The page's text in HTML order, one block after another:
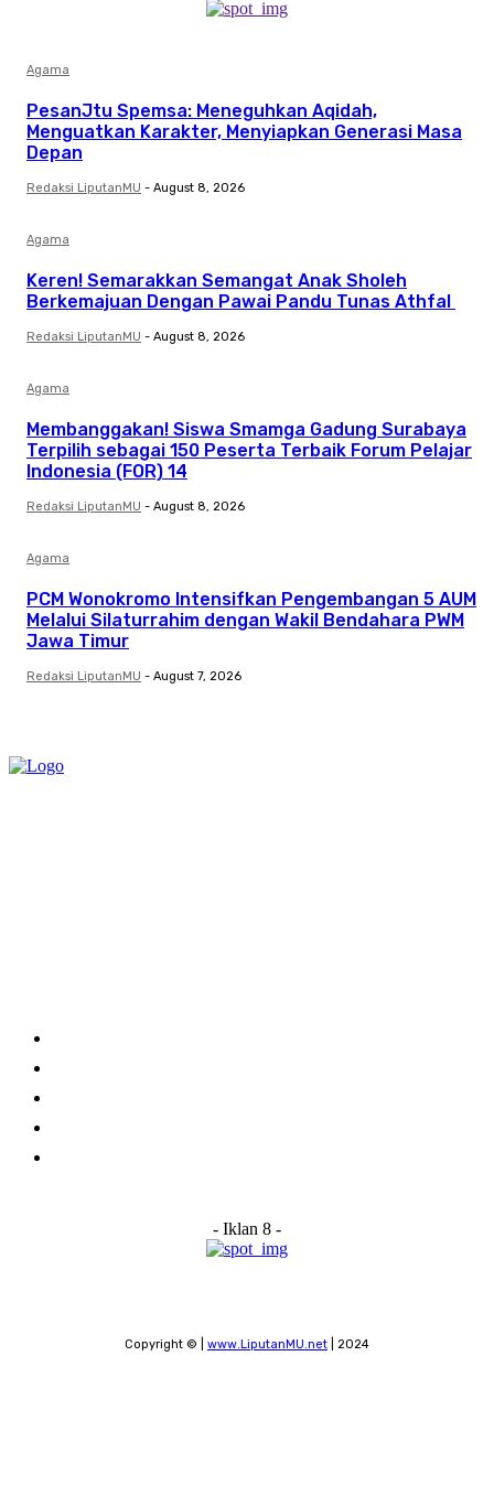
Agama
PesanJtu Spemsa: Meneguhkan Aqidah,
Menguatkan Karakter, Menyiapkan Generasi Masa
Depan
Redaksi LiputanMU - August 8, 2026
Agama
Keren! Semarakkan Semangat Anak Sholeh
Berkemajuan Dengan Pawai Pandu Tunas Athfal
Redaksi LiputanMU - August 8, 2026
Agama
Membanggakan! Siswa Smamga Gadung Surabaya
Terpilih sebagai 150 Peserta Terbaik Forum Pelajar
Indonesia (FOR) 14
Redaksi LiputanMU - August 8, 2026
Agama
PCM Wonokromo Intensifkan Pengembangan 5 AUM
Melalui Silaturrahim dengan Wakil Bendahara PWM
Jawa Timur
Redaksi LiputanMU - August 7, 2026
- Iklan 8 -
Copyright © | www.LiputanMU.net | 2024